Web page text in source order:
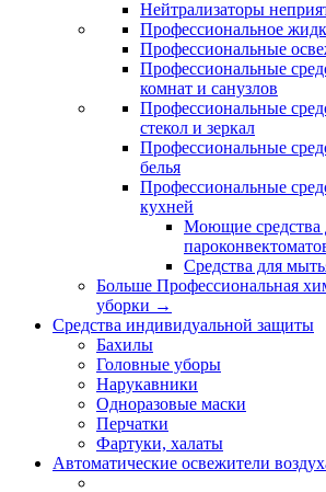
Нейтрализаторы
Профессиональное
Профессиональные
Профессиональные
комнат и санузлов
Профессиональные
стекол и зеркал
Профессиональные
белья
Профессиональные
кухней
Моющие средства
Средства для
Больше Профессиональная
уборки →
Средства индивидуальной защиты
Бахилы
Головные уборы
Нарукавники
Одноразовые маски
Перчатки
Фартуки, халаты
Автоматические освежители